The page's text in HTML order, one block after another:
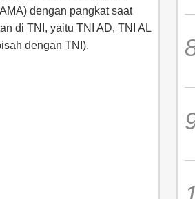
dengan pangkat saat
di TNI, yaitu TNI AD, TNI AL
dengan TNI).